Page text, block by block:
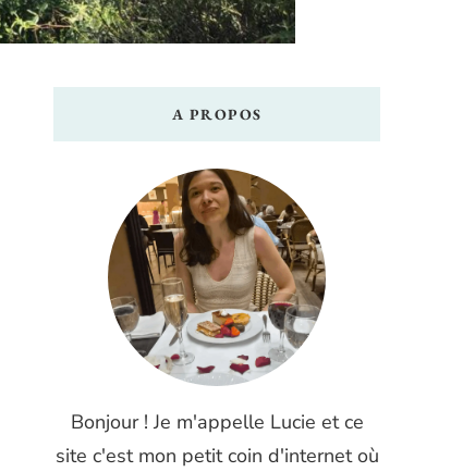
A PROPOS
Bonjour ! Je m'appelle Lucie et ce
site c'est mon petit coin d'internet où